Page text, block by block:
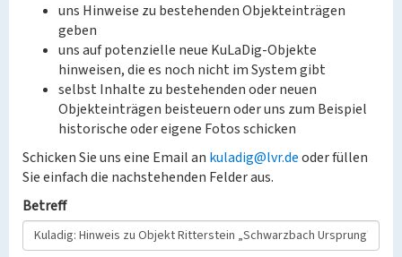
uns Hinweise zu bestehenden Objekteinträgen
geben
uns auf potenzielle neue KuLaDig-Objekte
hinweisen, die es noch nicht im System gibt
selbst Inhalte zu bestehenden oder neuen
Objekteinträgen beisteuern oder uns zum Beispiel
historische oder eigene Fotos schicken
Schicken Sie uns eine Email an kuladig@lvr.deoder füllen
Sie einfach die nachstehenden Felder aus.
Betreff